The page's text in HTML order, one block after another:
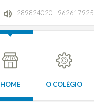
289824020 - 962617925
HOME O COLÉGIO